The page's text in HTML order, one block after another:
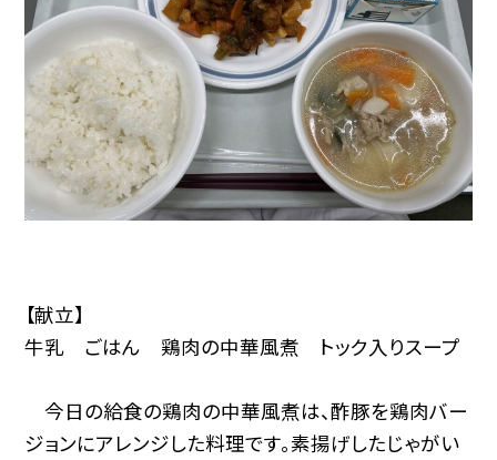
【献立】
牛乳 ごはん 鶏肉の中華風煮 トック入りスープ
今日の給食の鶏肉の中華風煮は、酢豚を鶏肉バー
ジョンにアレンジした料理です。素揚げしたじゃがい